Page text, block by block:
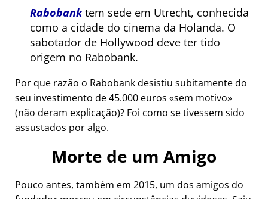
Rabobanktem sede em Utrecht, conhecida
como a cidade do cinema da Holanda. O
sabotador de Hollywood deve ter tido
origem no Rabobank.
Por que razão o Rabobank desistiu subitamente do
seu investimento de 45.000 euros sem motivo
(não deram explicação)? Foi como se tivessem sido
assustados por algo.
Morte de um Amigo
Pouco antes, também em 2015, um dos amigos do